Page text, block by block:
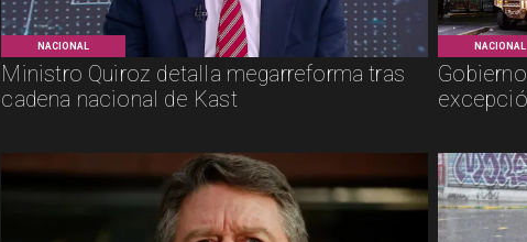
NACIONAL
Ministro Quiroz detalla megarreforma tras
cadena nacional de Kast
NACIONAL